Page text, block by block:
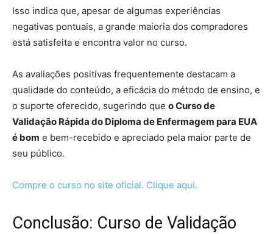
Isso indica que, apesar de algumas experiências
negativas pontuais, a grande maioria dos compradores
está satisfeita e encontra valor no curso.
As avaliações positivas frequentemente destacam a
qualidade do conteúdo, a eficácia do método de ensino, e
o suporte oferecido, sugerindo que o Curso de
Validação Rápida do Diploma de Enfermagem para EUA
é bom e bem-recebido e apreciado pela maior parte de
seu público.
Compre o curso no site oficial. Clique aqui.
Conclusão: Curso de Validação